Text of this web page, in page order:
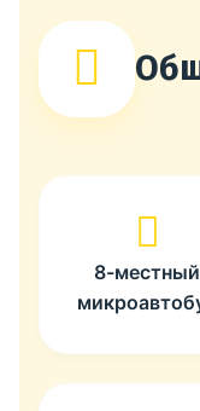
8-местный